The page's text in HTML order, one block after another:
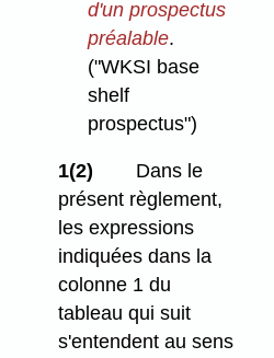
d'un prospectus
préalable.
("WKSI base
shelf
prospectus")
1(2)
Dans le
présent règlement,
les expressions
indiquées dans la
colonne 1 du
tableau qui suit
s'entendent au sens